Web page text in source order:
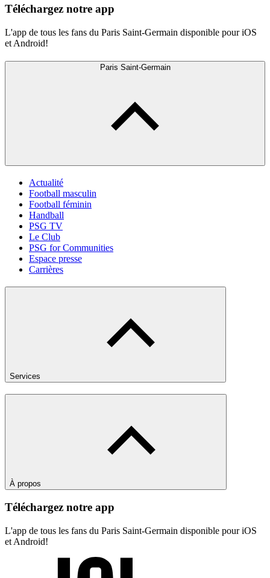
Téléchargez notre app
L'app de tous les fans du Paris Saint-Germain disponible pour iOS
et Android!
Paris Saint-Germain
Actualité
Football masculin
Football féminin
Handball
PSG TV
Le Club
PSG for Communities
Espace presse
Carrières
Services
À propos
Téléchargez notre app
L'app de tous les fans du Paris Saint-Germain disponible pour iOS
et Android!